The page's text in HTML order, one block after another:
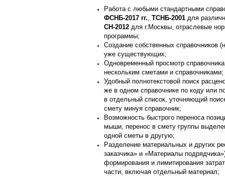
Работа с любыми стандартными
ФСНБ-2017 гг., ТСНБ-2001 для
СН-2012 для г.Москвы, отраслевые
программы;
Создание собственных справочников
уже существующих;
Одновременный просмотр
нескольким сметами и справочниками;
Удобный полнотекстовой поиск
же в одном справочнике по коду или
в отдельный список, уточняющий
смету минуя справочник;
Возможность быстрого переноса
мыши, перенос в смету группы
одной сметы в другую;
Разделение материальных и других
заказчика» и «Материалы
формирования и лимитирования
части, включая отдельный материал;